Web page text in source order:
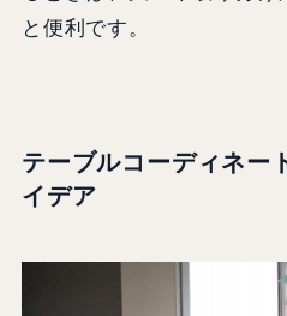
と便利です。
テーブルコーディネー
イデア